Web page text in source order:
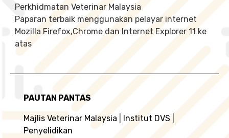
Perkhidmatan Veterinar Malaysia
Paparan terbaik menggunakan pelayar internet
Mozilla Firefox,Chrome dan Internet Explorer 11 ke
atas
PAUTAN PANTAS
Majlis Veterinar Malaysia Institut DVS
Penyelidikan